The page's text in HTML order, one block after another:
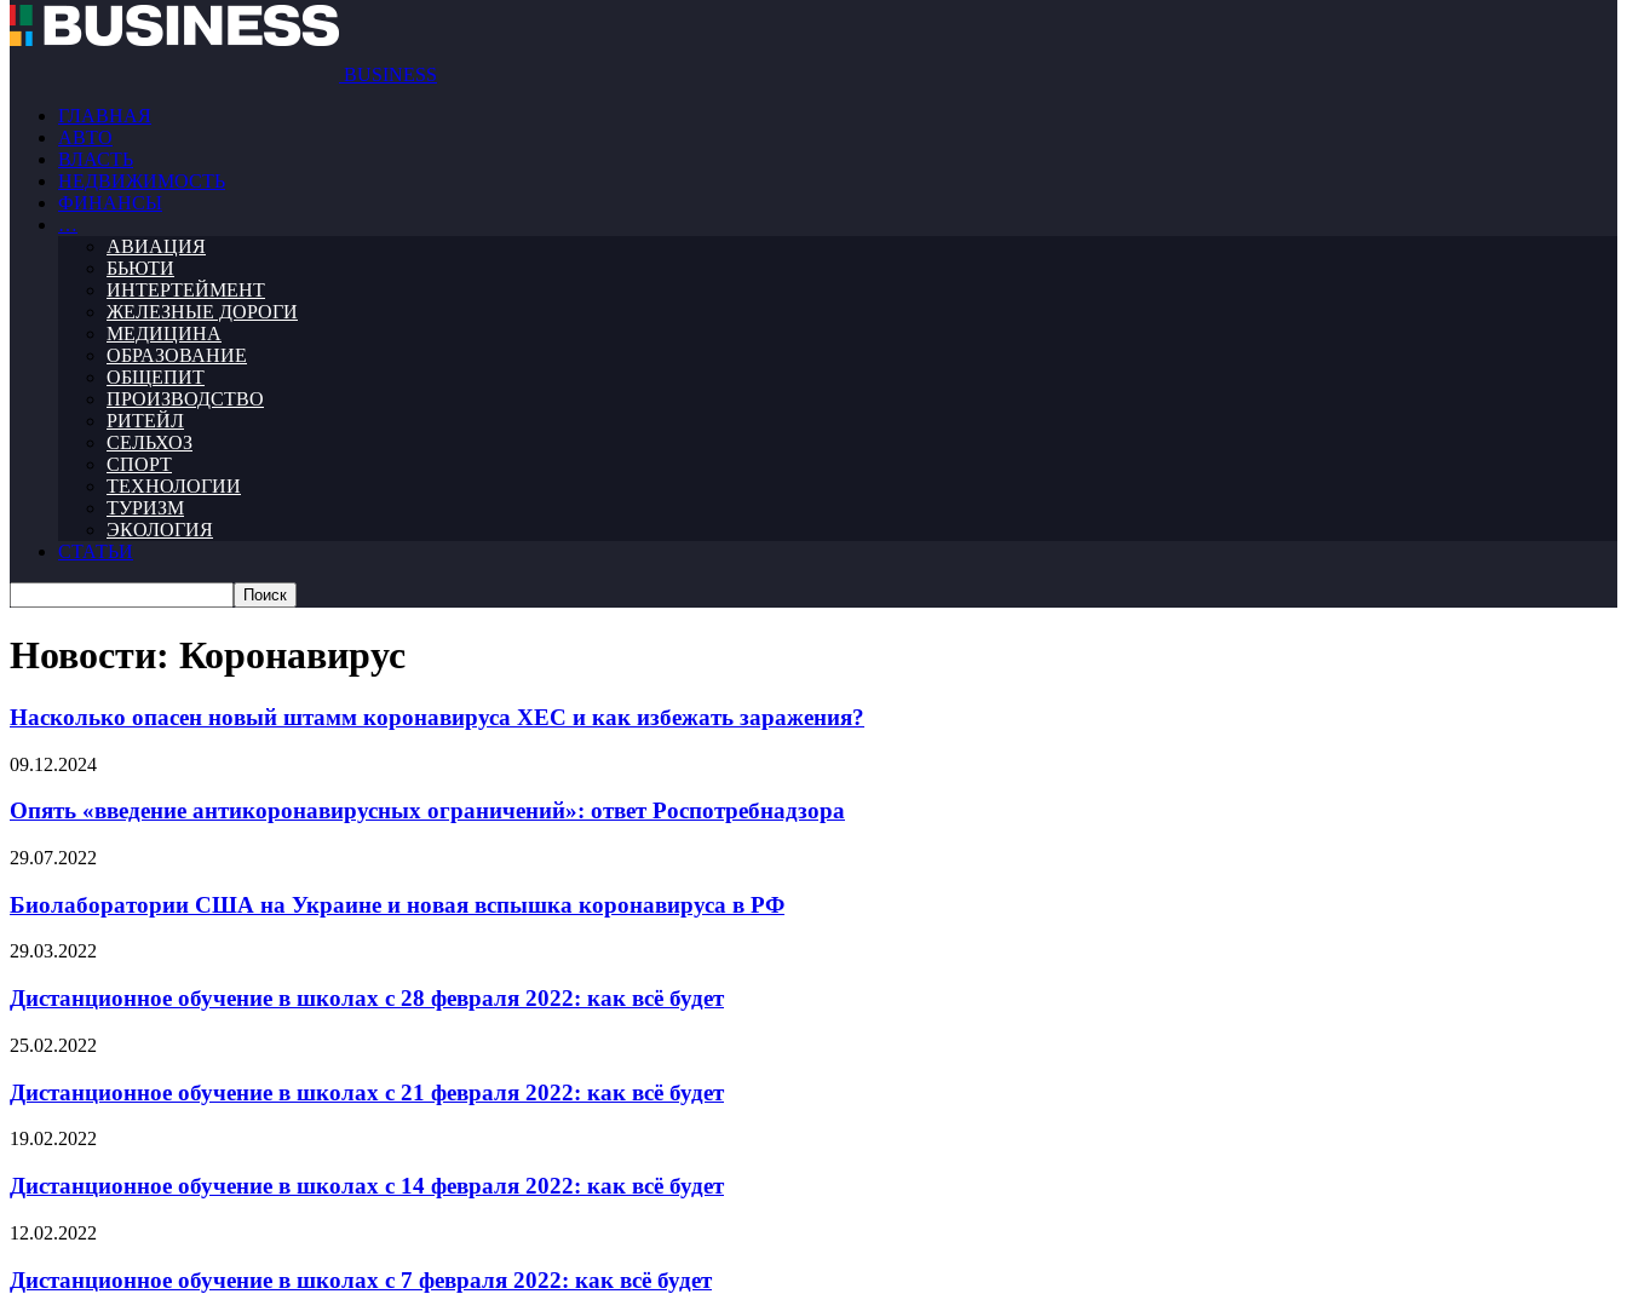
BUSINESS
ГЛАВНАЯ
АВТО
ВЛАСТЬ
НЕДВИЖИМОСТЬ
ФИНАНСЫ
…
АВИАЦИЯ
БЬЮТИ
ИНТЕРТЕЙМЕНТ
ЖЕЛЕЗНЫЕ ДОРОГИ
МЕДИЦИНА
ОБРАЗОВАНИЕ
ОБЩЕПИТ
ПРОИЗВОДСТВО
РИТЕЙЛ
СЕЛЬХОЗ
СПОРТ
ТЕХНОЛОГИИ
ТУРИЗМ
ЭКОЛОГИЯ
СТАТЬИ
Новости: Коронавирус
Насколько опасен новый штамм коронавируса XEC и как избежать заражения?
09.12.2024
Опять «введение антикоронавирусных ограничений»: ответ Роспотребнадзора
29.07.2022
Биолаборатории США на Украине и новая вспышка коронавируса в РФ
29.03.2022
Дистанционное обучение в школах с 28 февраля 2022: как всё будет
25.02.2022
Дистанционное обучение в школах с 21 февраля 2022: как всё будет
19.02.2022
Дистанционное обучение в школах с 14 февраля 2022: как всё будет
12.02.2022
Дистанционное обучение в школах с 7 февраля 2022: как всё будет